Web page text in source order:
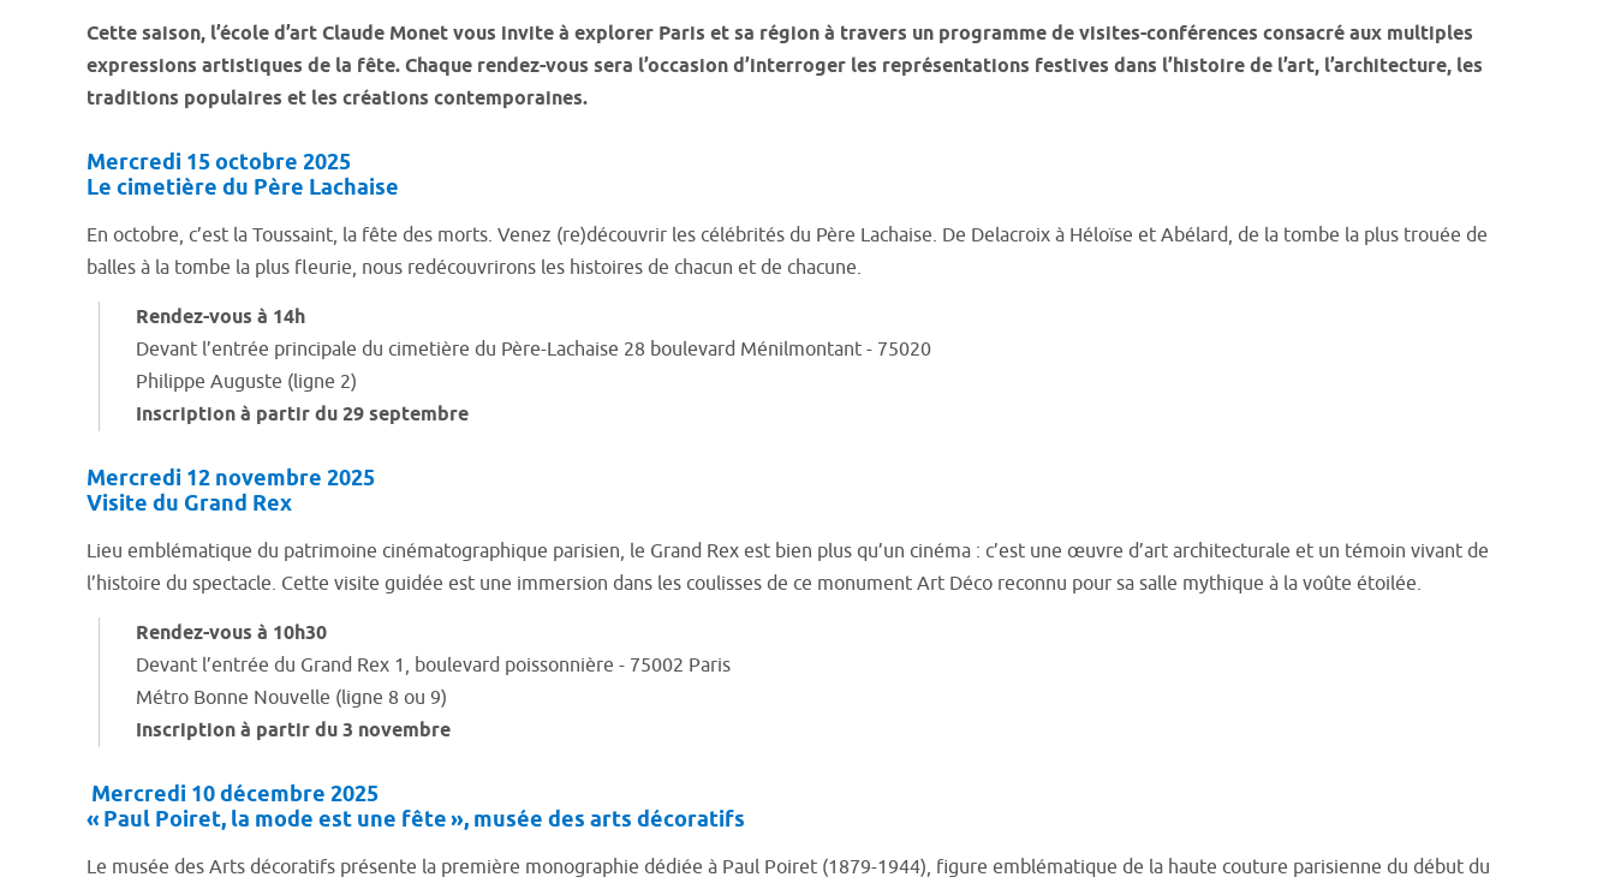
Cette saison, l’école d’art Claude Monet vous invite à explorer Paris et sa région à travers un programme de visites-conférences consacré aux multiples
expressions artistiques de la fête. Chaque rendez-vous sera l’occasion d’interroger les représentations festives dans l’histoire de l’art, l’architecture, les
traditions populaires et les créations contemporaines.
Mercredi 15 octobre 2025
Le cimetière du Père Lachaise
En octobre, c’est la Toussaint, la fête des morts. Venez (re)découvrir les célébrités du Père Lachaise. De Delacroix à Héloïse et Abélard, de la tombe la plus trouée de
balles à la tombe la plus fleurie, nous redécouvrirons les histoires de chacun et de chacune.
Rendez-vous à 14h
Devant l’entrée principale du cimetière du Père-Lachaise 28 boulevard Ménilmontant - 75020
Philippe Auguste (ligne 2)
Inscription à partir du 29 septembre
Mercredi 12 novembre 2025
Visite du Grand Rex
Lieu emblématique du patrimoine cinématographique parisien, le Grand Rex est bien plus qu’un cinéma : c’est une œuvre d’art architecturale et un témoin vivant de
l’histoire du spectacle. Cette visite guidée est une immersion dans les coulisses de ce monument Art Déco reconnu pour sa salle mythique à la voûte étoilée.
Rendez-vous à 10h30
Devant l’entrée du Grand Rex 1, boulevard poissonnière - 75002 Paris
Métro Bonne Nouvelle (ligne 8 ou 9)
Inscription à partir du 3 novembre
Mercredi 10 décembre 2025
« Paul Poiret, la mode est une fête », musée des arts décoratifs
Le musée des Arts décoratifs présente la première monographie dédiée à Paul Poiret (1879-1944), figure emblématique de la haute couture parisienne du début du